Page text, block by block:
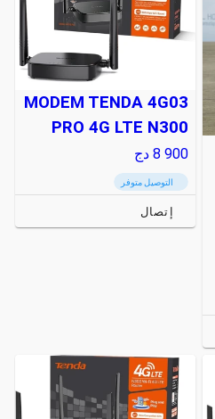
MODEM TENDA 4G03
PRO 4G LTE N300
8 900 دج
التوصيل متوفر
إتصال